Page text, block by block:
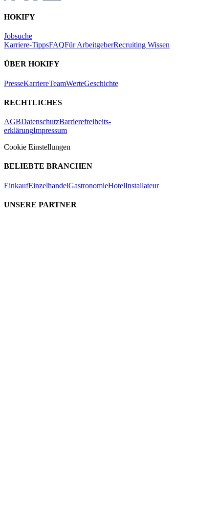
HOKIFY
Jobsuche
Karriere-TippsFAQFür ArbeitgeberRecruiting Wissen
ÜBER HOKIFY
PresseKarriereTeamWerteGeschichte
RECHTLICHES
AGBDatenschutzBarrierefreiheits-
erklärungImpressum
Cookie Einstellungen
BELIEBTE BRANCHEN
EinkaufEinzelhandelGastronomieHotelInstallateur
UNSERE PARTNER